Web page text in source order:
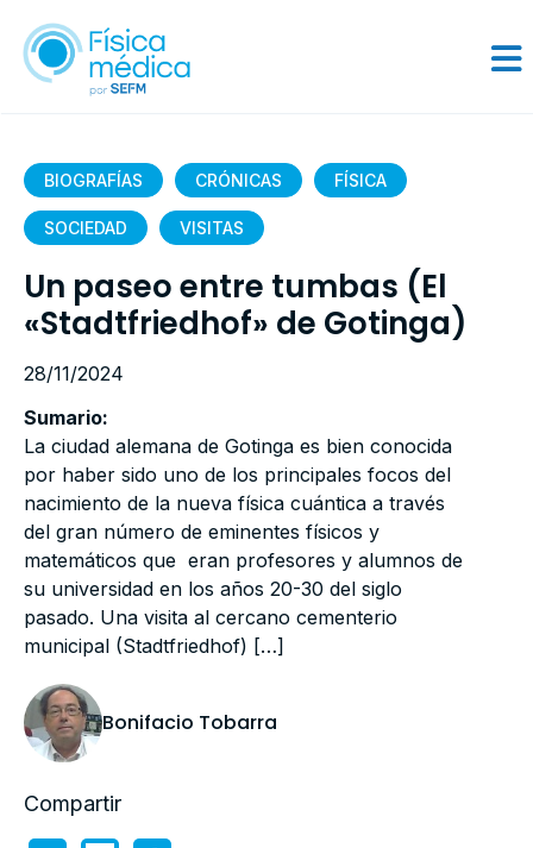
BIOGRAFÍAS CRÓNICAS FÍSICA
SOCIEDAD VISITAS
Un paseo entre tumbas (El
«Stadtfriedhof» de Gotinga)
28/11/2024
Sumario:
La ciudad alemana de Gotinga es bien conocida
por haber sido uno de los principales focos del
nacimiento de la nueva física cuántica a través
del gran número de eminentes físicos y
matemáticos que eran profesores y alumnos de
su universidad en los años 20-30 del siglo
pasado. Una visita al cercano cementerio
municipal (Stadtfriedhof) […]
Bonifacio Tobarra
Compartir